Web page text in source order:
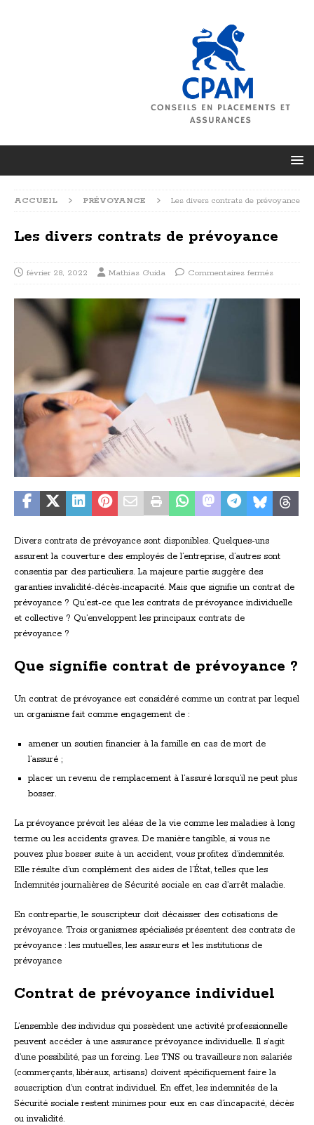
ACCUEIL PRÉVOYANCE Les divers contrats de prévoyance
Les divers contrats de prévoyance
février 28, 2022 Mathias Guida Commentaires fermés
Divers contrats de prévoyance sont disponibles. Quelques-uns
assurent la couverture des employés de l’entreprise, d’autres sont
consentis par des particuliers. La majeure partie suggère des
garanties invalidité-décès-incapacité. Mais que signifie un contrat de
prévoyance ? Qu’est-ce que les contrats de prévoyance individuelle
et collective ? Qu’enveloppent les principaux contrats de
prévoyance ?
Que signifie contrat de prévoyance ?
Un contrat de prévoyance est considéré comme un contrat par lequel
un organisme fait comme engagement de :
amener un soutien financier à la famille en cas de mort de
l’assuré ;
placer un revenu de remplacement à l’assuré lorsqu’il ne peut plus
bosser.
La prévoyance prévoit les aléas de la vie comme les maladies à long
terme ou les accidents graves. De manière tangible, si vous ne
pouvez plus bosser suite à un accident, vous profitez d’indemnités.
Elle résulte d’un complément des aides de l’État, telles que les
Indemnités journalières de Sécurité sociale en cas d’arrêt maladie.
En contrepartie, le souscripteur doit décaisser des cotisations de
prévoyance. Trois organismes spécialisés présentent des contrats de
prévoyance : les mutuelles, les assureurs et les institutions de
prévoyance
Contrat de prévoyance individuel
L’ensemble des individus qui possèdent une activité professionnelle
peuvent accéder à une assurance prévoyance individuelle. Il s’agit
d’une possibilité, pas un forcing. Les TNS ou travailleurs non salariés
(commerçants, libéraux, artisans) doivent spécifiquement faire la
souscription d’un contrat individuel. En effet, les indemnités de la
Sécurité sociale restent minimes pour eux en cas d’incapacité, décès
ou invalidité.